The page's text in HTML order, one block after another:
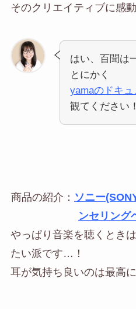
そのクリエイティブに感動
はい、百聞は
とにかく
yamaのドキ
観てください
商品の紹介： ソニー
ンセリング
やっぱり音楽を聴くとき
たい派です…！
耳が気持ち良いのは最高に